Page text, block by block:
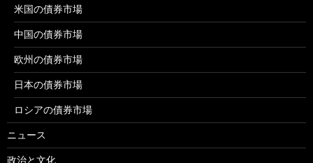
米国の債券市場
中国の債券市場
欧州の債券市場
日本の債券市場
ロシアの債券市場
ニュース
政治と文化